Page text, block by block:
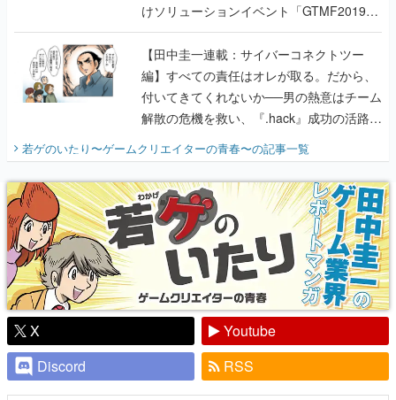
けソリューションイベント「GTMF2019」
に行って、より理解を深めよう【PR】
【田中圭一連載：サイバーコネクトツー
編】すべての責任はオレが取る。だから、
付いてきてくれないか──男の熱意はチーム
解散の危機を救い、『.hack』成功の活路を
『少年ジャンプ』色だった【若ゲのいた
り】
若ゲのいたり〜ゲームクリエイターの青春〜の記事一覧
X
Youtube
Discord
RSS